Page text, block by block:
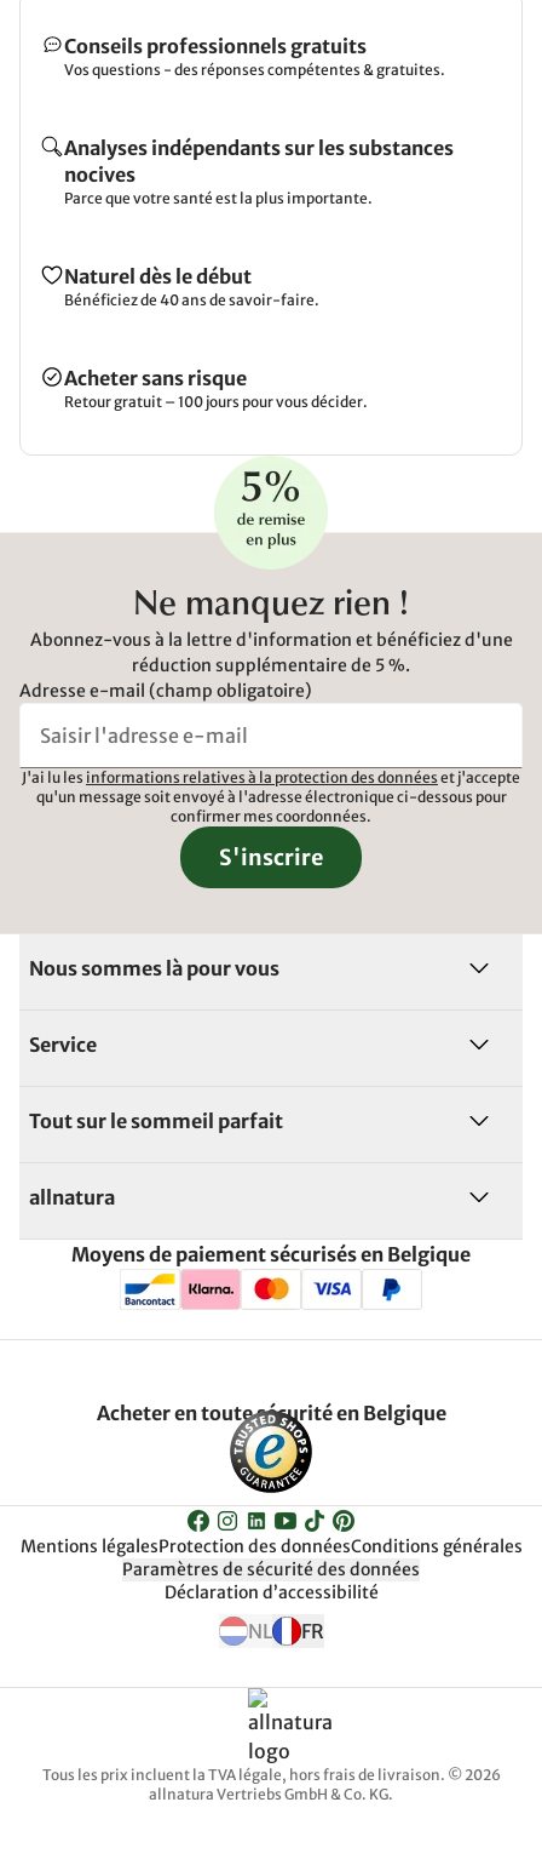
Conseils professionnels gratuits
Vos questions - des réponses compétentes & gratuites.
Analyses indépendants sur les substances
nocives
Parce que votre santé est la plus importante.
Naturel dès le début
Bénéficiez de 40 ans de savoir-faire.
Acheter sans risque
Retour gratuit – 100 jours pour vous décider.
Ne manquez rien !
Abonnez-vous à la lettre d'information et bénéficiez d'une
réduction supplémentaire de 5 %.
Adresse e-mail (champ obligatoire)
J'ai lu les informations relatives à la protection des données et j'accepte
qu'un message soit envoyé à l'adresse électronique ci-dessous pour
confirmer mes coordonnées.
S'inscrire
Nous sommes là pour vous
Service
Tout sur le sommeil parfait
allnatura
Moyens de paiement sécurisés en Belgique
Acheter en toute sécurité en Belgique
Mentions légalesProtection des donnéesConditions générales
Paramètres de sécurité des données
Déclaration d’accessibilité
NL FR
Tous les prix incluent la TVA légale, hors frais de livraison. © 2026
allnatura Vertriebs GmbH & Co. KG.